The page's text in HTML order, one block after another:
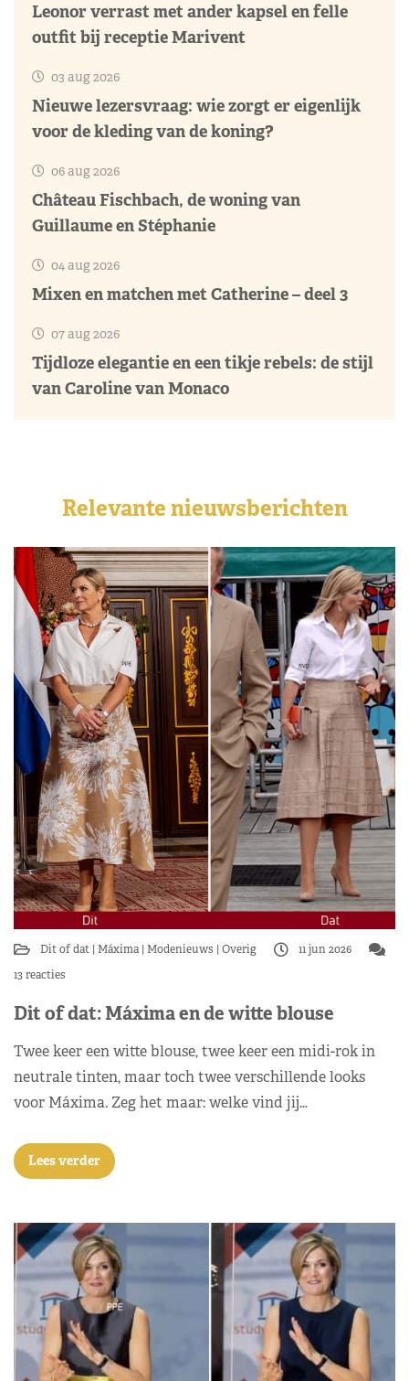
Leonor verrast met ander kapsel en felle
outfit bij receptie Marivent
03 aug 2026
Nieuwe lezersvraag: wie zorgt er eigenlijk
voor de kleding van de koning?
06 aug 2026
Château Fischbach, de woning van
Guillaume en Stéphanie
04 aug 2026
Mixen en matchen met Catherine – deel 3
07 aug 2026
Tijdloze elegantie en een tikje rebels: de stijl
van Caroline van Monaco
Relevante nieuwsberichten
Dit of dat Máxima Modenieuws Overig
11 jun 2026
13 reacties
Dit of dat: Máxima en de witte blouse
Twee keer een witte blouse, twee keer een midi-rok in
neutrale tinten, maar toch twee verschillende looks
voor Máxima. Zeg het maar: welke vind jij…
Lees verder